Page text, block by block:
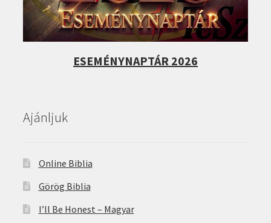
ESEMÉNYNAPTÁR 2026
Ajánljuk
Online Biblia
Görög Biblia
I’ll Be Honest – Magyar